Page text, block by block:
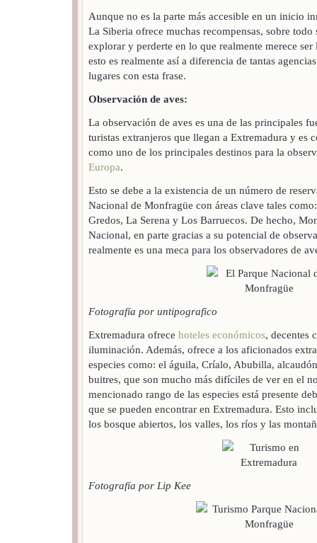
Aunque no es la parte más accesible en un inicio
La Siberia ofrece muchas recompensas, sobre todo
explorar y perderte en lo que realmente merece
esto es realmente así a diferencia de tantas
lugares con esta frase.
Observación de aves:
La observación de aves es una de las principales
turistas extranjeros que llegan a Extremadura y es
como uno de los principales destinos para la
Europa.
Esto se debe a la existencia de un número de
Nacional de Monfragüe con áreas clave tales
Gredos, La Serena y Los Barruecos. De hecho,
Nacional, en parte gracias a su potencial de
realmente es una meca para los observadores de
Fotografía por untipografico
Extremadura ofrece hoteles económicos, decentes
iluminación. Además, ofrece a los aficionados
especies como: el águila, Críalo, Abubilla,
buitres, que son mucho más difíciles de ver en el
mencionado rango de las especies está presente
que se pueden encontrar en Extremadura. Esto
los bosque abiertos, los valles, los ríos y las
Fotografía por Lip Kee